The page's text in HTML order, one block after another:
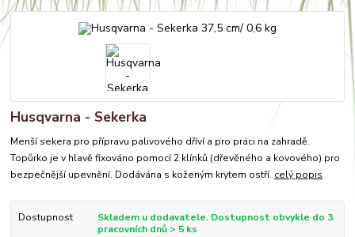
Husqvarna - Sekerka
Menší sekera pro přípravu palivového dříví a pro práci na zahradě.
Topůrko je v hlavě fixováno pomocí 2 klínků (dřevěného a kovového) pro
bezpečnější upevnění. Dodávána s koženým krytem ostří. celý popis
Dostupnost
Skladem u dodavatele. Dostupnost obvykle do 3
pracovních dnů > 5 ks